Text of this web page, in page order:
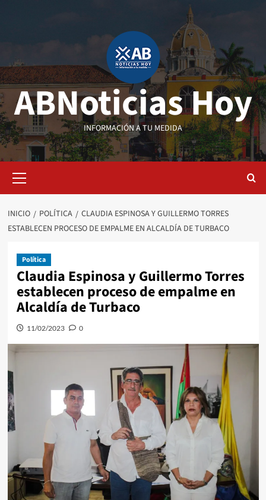
ABNoticias Hoy
INFORMACIÓN A TU MEDIDA
primario
INICIO POLÍTICA
CLAUDIA ESPINOSA Y GUILLERMO TORRES
ESTABLECEN PROCESO DE EMPALME EN ALCALDÍA DE TURBACO
Política
Claudia Espinosa y Guillermo Torres
establecen proceso de empalme en
Alcaldía de Turbaco
11/02/2023 0